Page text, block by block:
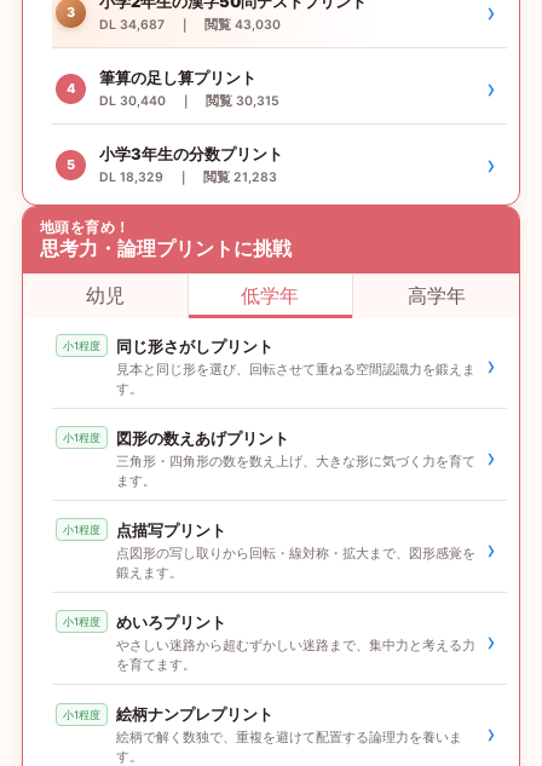
3
DL 34,687 ｜ 閲覧 43,030 ›
4
筆算の足し算プリント
DL 30,440 ｜ 閲覧 30,315 ›
5
小学3年生の分数プリント
DL 18,329 ｜ 閲覧 21,283 ›
地頭を育め！
思考力・論理プリントに挑戦
幼児
低学年 高学年
小1程度 同じ形さがしプリント
見本と同じ形を選び、回転させて重ねる空間認識力を鍛えま
す。
›
小1程度 図形の数えあげプリント
三角形・四角形の数を数え上げ、大きな形に気づく力を育て
ます。
›
小1程度 点描写プリント
点図形の写し取りから回転・線対称・拡大まで、図形感覚を
鍛えます。
›
小1程度 めいろプリント
やさしい迷路から超むずかしい迷路まで、集中力と考える力
を育てます。
›
小1程度 絵柄ナンプレプリント
絵柄で解く数独で、重複を避けて配置する論理力を養いま
す。
›